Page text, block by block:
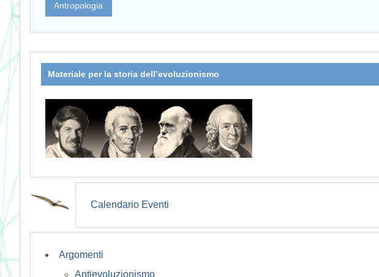
Antropologia
Materiale per la storia dell’evoluzionismo
Calendario Eventi
Argomenti
Antievoluzionismo